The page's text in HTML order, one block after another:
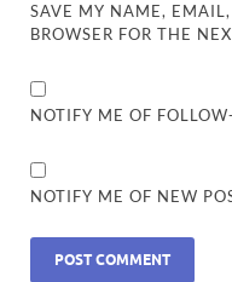
SAVE MY NAME,
BROWSER FOR THE
NOTIFY ME OF
NOTIFY ME OF NEW